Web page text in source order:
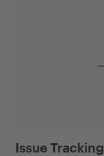
Issue Tracking